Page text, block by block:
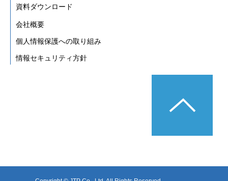
資料ダウンロード
会社概要
個人情報保護への取り組み
情報セキュリティ方針